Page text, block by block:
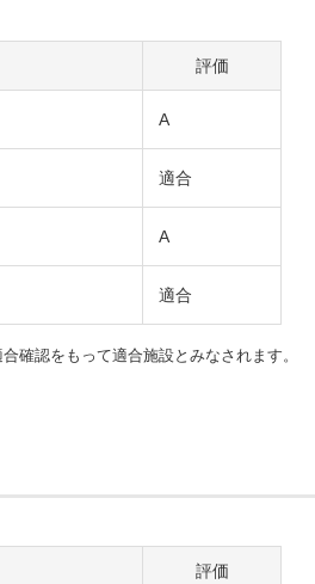
評価
A
適合
A
適合
確認をもって適合施設とみなされます。
評価